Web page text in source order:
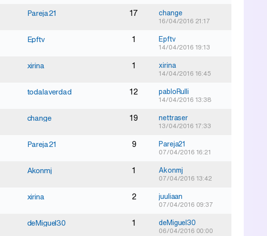
Pareja21 17 change
16/04/2016 21:17
Epftv 1 Epftv
14/04/2016 19:13
xirina 1 xirina
14/04/2016 16:45
todalaverdad 12 pabloRulli
14/04/2016 13:38
change 19 nettraser
13/04/2016 17:33
Pareja21 9 Pareja21
07/04/2016 16:21
Akonmj 1 Akonmj
07/04/2016 13:42
xirina 2 juuliaan
07/04/2016 09:37
deMiguel30 1 deMiguel30
06/04/2016 00:00